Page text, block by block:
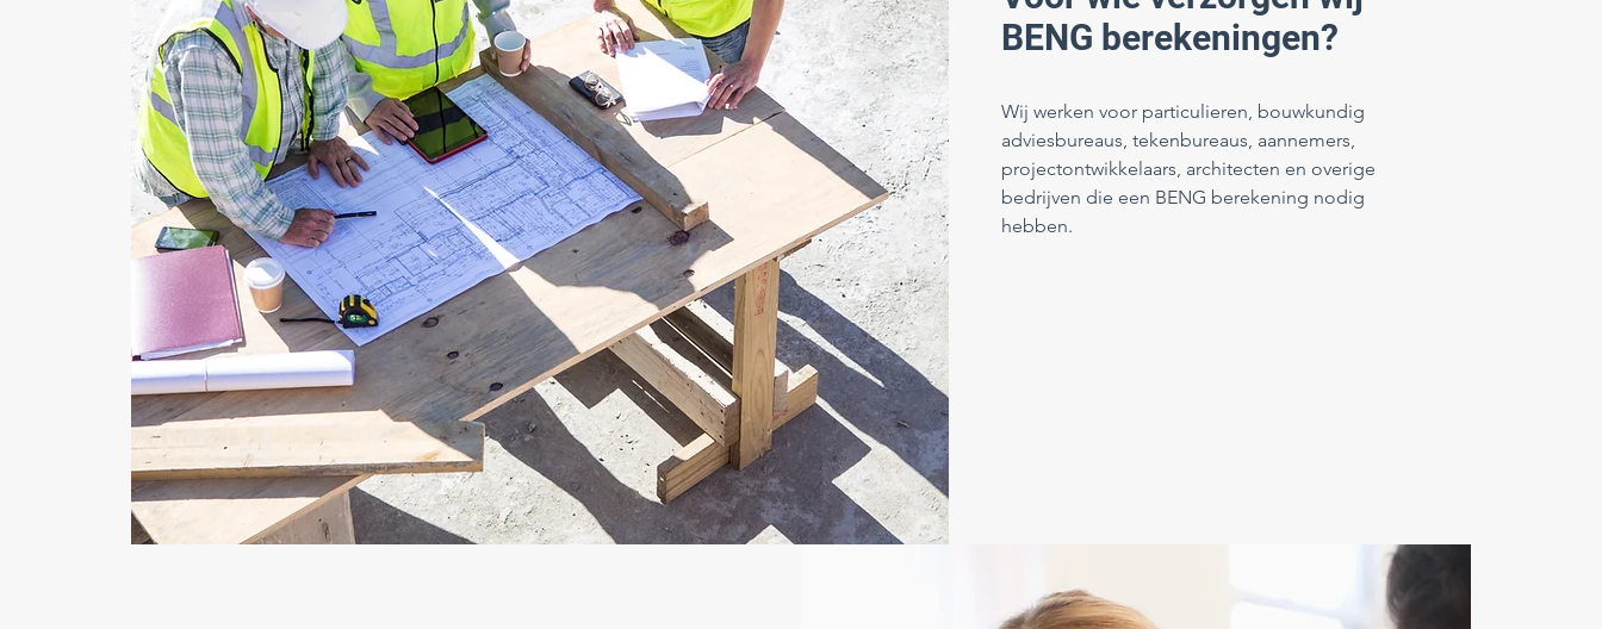
BENG berekeningen?
Wij werken voor particulieren, bouwkundig
adviesbureaus, tekenbureaus, aannemers,
projectontwikkelaars, architecten en overige
bedrijven die een BENG berekening nodig
hebben.